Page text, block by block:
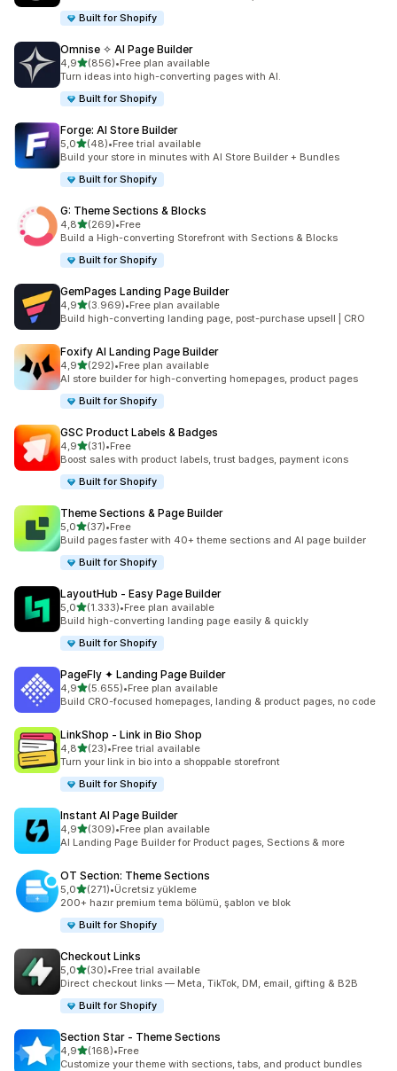
Built for Shopify
Omnise ✧ AI Page Builder
4,95 yıldız üzerinden
(856)
toplam 856 değerlendirme
•Free plan available
Turn ideas into high-converting pages with AI.
Built for Shopify
Forge: AI Store Builder
5,05 yıldız üzerinden
(48)
toplam 48 değerlendirme
•Free trial available
Build your store in minutes with AI Store Builder + Bundles
Built for Shopify
G: Theme Sections & Blocks
4,85 yıldız üzerinden
(269)
toplam 269 değerlendirme
•Free
Build a High-converting Storefront with Sections & Blocks
Built for Shopify
GemPages Landing Page Builder
4,95 yıldız üzerinden
(3.969)
toplam 3969 değerlendirme
•Free plan available
Build high-converting landing page, post-purchase upsell | CRO
Foxify AI Landing Page Builder
4,95 yıldız üzerinden
(292)
toplam 292 değerlendirme
•Free plan available
AI store builder for high-converting homepages, product pages
Built for Shopify
GSC Product Labels & Badges
4,95 yıldız üzerinden
(31)
toplam 31 değerlendirme
•Free
Boost sales with product labels, trust badges, payment icons
Built for Shopify
Theme Sections & Page Builder
5,05 yıldız üzerinden
(37)
toplam 37 değerlendirme
•Free
Build pages faster with 40+ theme sections and AI page builder
Built for Shopify
LayoutHub ‑ Easy Page Builder
5,05 yıldız üzerinden
(1.333)
toplam 1333 değerlendirme
•Free plan available
Build high-converting landing page easily & quickly
Built for Shopify
PageFly ✦ Landing Page Builder
4,95 yıldız üzerinden
(5.655)
toplam 5655 değerlendirme
•Free plan available
Build CRO-focused homepages, landing & product pages, no code
LinkShop ‑ Link in Bio Shop
4,85 yıldız üzerinden
(23)
toplam 23 değerlendirme
•Free trial available
Turn your link in bio into a shoppable storefront
Built for Shopify
Instant AI Page Builder
4,95 yıldız üzerinden
(309)
toplam 309 değerlendirme
•Free plan available
AI Landing Page Builder for Product pages, Sections & more
OT Section: Theme Sections
5,05 yıldız üzerinden
(271)
toplam 271 değerlendirme
•Ücretsiz yükleme
200+ hazır premium tema bölümü, şablon ve blok
Built for Shopify
Checkout Links
5,05 yıldız üzerinden
(30)
toplam 30 değerlendirme
•Free trial available
Direct checkout links — Meta, TikTok, DM, email, gifting & B2B
Built for Shopify
Section Star ‑ Theme Sections
4,95 yıldız üzerinden
(168)
toplam 168 değerlendirme
•Free
Customize your theme with sections, tabs, and product bundles